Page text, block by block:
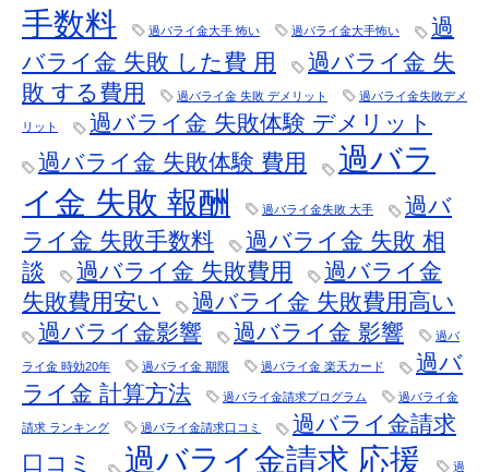
手数料
過バライ金大手 怖い 過バライ金大手怖い
過
バライ金 失敗 した費 用
過バライ金 失
敗 する費用
過バライ金 失敗 デメリット 過バライ金失敗デメ
リット
過バライ金 失敗体験 デメリット
過バライ金 失敗体験 費用
過バラ
イ金 失敗 報酬
過バライ金失敗 大手
過バ
ライ金 失敗手数料
過バライ金 失敗 相
談
過バライ金 失敗費用
過バライ金
失敗費用安い
過バライ金 失敗費用高い
過バライ金影響
過バライ金 影響 過バ
ライ金 時効20年 過バライ金 期限 過バライ金 楽天カード
過バ
ライ金 計算方法
過バライ金請求プログラム 過バライ金
請求 ランキング 過バライ金請求口コミ
過バライ金請求
口コミ
過バライ金請求 応援 過